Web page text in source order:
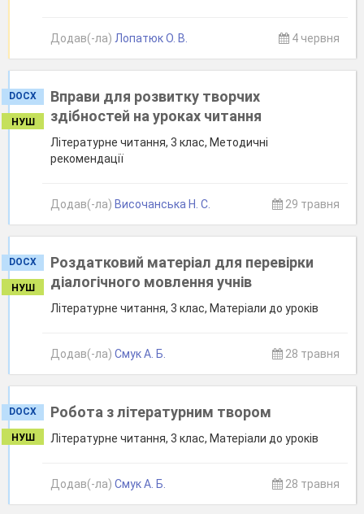
Додав(-ла) Лопатюк О. В. 4 червня
DOCX
НУШ
Вправи для розвитку творчих
здібностей на уроках читання
Літературне читання, 3 клас, Методичні
рекомендації
Додав(-ла) Височанська Н. С. 29 травня
DOCX
НУШ
Роздатковий матеріал для перевірки
діалогічного мовлення учнів
Літературне читання, 3 клас, Матеріали до уроків
Додав(-ла) Смук А. Б. 28 травня
DOCX
НУШ
Робота з літературним твором
Літературне читання, 3 клас, Матеріали до уроків
Додав(-ла) Смук А. Б. 28 травня